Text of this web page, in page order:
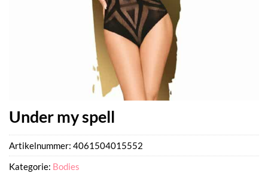
Under my spell
Artikelnummer: 4061504015552
Kategorie: Bodies